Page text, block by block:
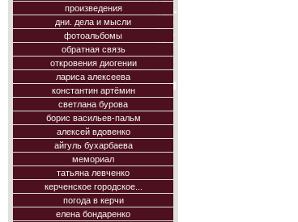
произведения
дни. дела и мысли
фотоальбомы
обратная связь
откровения диогении
лариса алексеева
константин артёмин
светлана бурова
борис васильев-пальм
алексей вдовенко
айгуль бухарбаева
мемориал
татьяна левченко
керченское городское...
погода в керчи
елена бондаренко